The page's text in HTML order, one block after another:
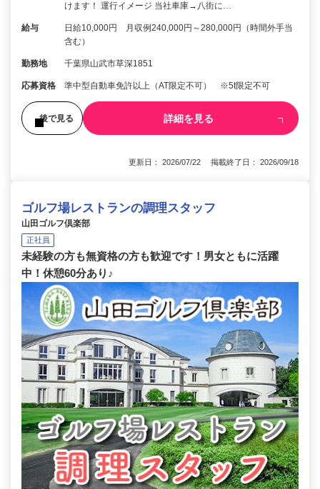
けます！ 運行イメージ 当社車庫→八街に…
給与
日給10,000円 月収例240,000円～280,000円（時間外手当
含む）
勤務地 千葉県山武市草深1851
応募資格 準中型自動車免許以上（AT限定不可） ※5t限定不可
後で見る 詳細を見る
更新日： 2026/07/22 掲載終了日： 2026/09/18
ゴルフ場レストランの調理スタッフ
山田ゴルフ倶楽部
正社員
未経験の方も無資格の方も歓迎です！男女ともに活躍
中！休憩60分あり♪